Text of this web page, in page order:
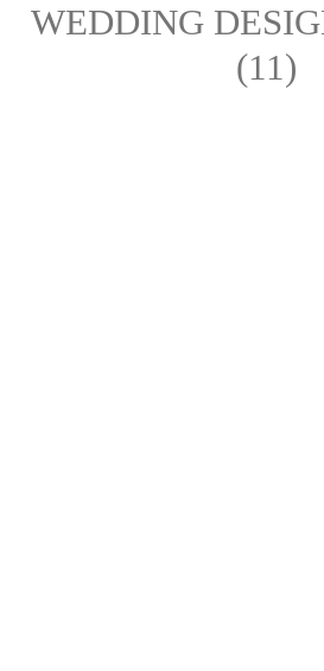
WEDDING
(11)